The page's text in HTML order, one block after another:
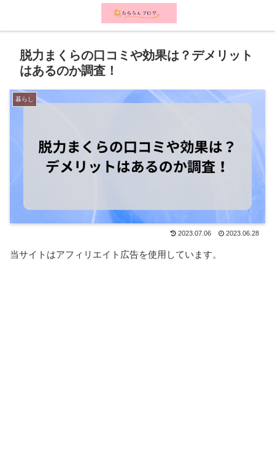
脱力まくらの口コミや効果は？デメリット
はあるのか調査！
暮らし
2023.07.06 2023.06.28
当サイトはアフィリエイト広告を使用しています。